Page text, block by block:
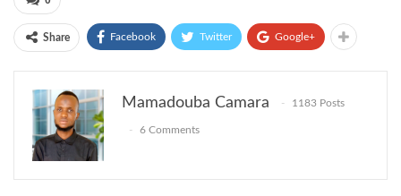
Share Facebook Twitter Google+
Mamadouba Camara 1183 Posts
6 Comments